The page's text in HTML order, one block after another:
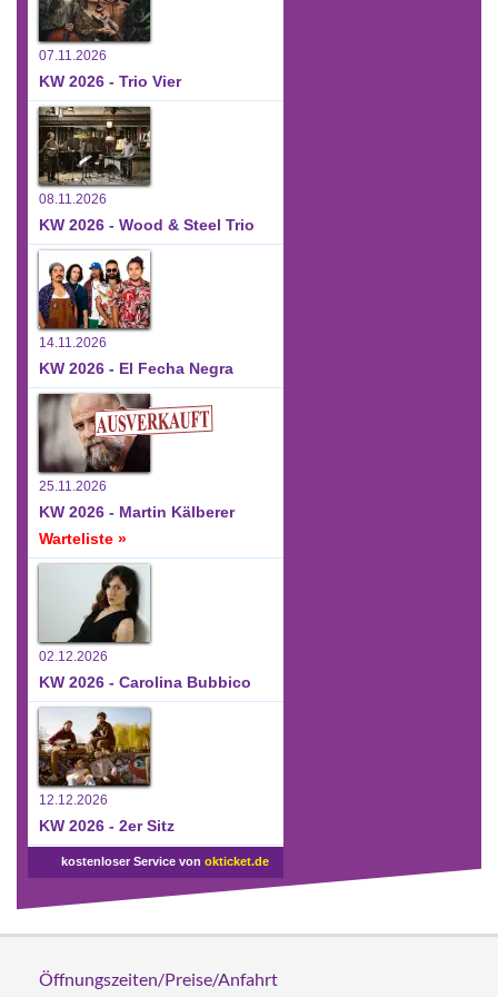
07.11.2026
KW 2026 - Trio Vier
08.11.2026
KW 2026 - Wood & Steel Trio
14.11.2026
KW 2026 - El Fecha Negra
25.11.2026
KW 2026 - Martin Kälberer
Warteliste »
02.12.2026
KW 2026 - Carolina Bubbico
12.12.2026
KW 2026 - 2er Sitz
kostenloser Service von okticket.de
Öffnungszeiten/Preise/Anfahrt